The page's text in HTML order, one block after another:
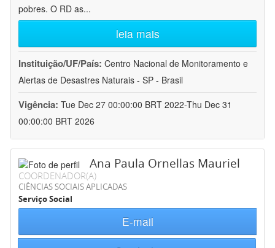
pobres. O RD as...
leia mais
Instituição/UF/País: Centro Nacional de Monitoramento e
Alertas de Desastres Naturais - SP - Brasil
Vigência: Tue Dec 27 00:00:00 BRT 2022-Thu Dec 31
00:00:00 BRT 2026
Ana Paula Ornellas Mauriel
COORDENADOR(A)
CIÊNCIAS SOCIAIS APLICADAS
Serviço Social
E-mail